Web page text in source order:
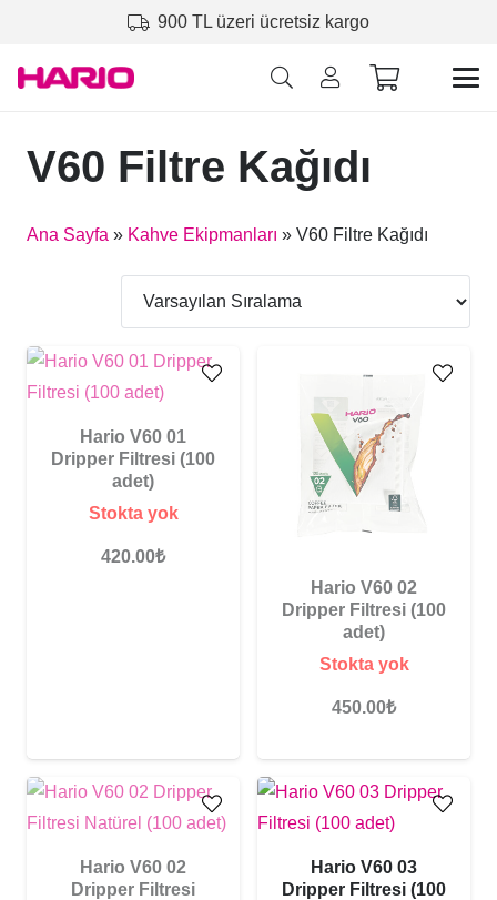
900 TL üzeri ücretsiz kargo
V60 Filtre Kağıdı
Ana Sayfa » Kahve Ekipmanları » V60 Filtre Kağıdı
Hario V60 01
Dripper Filtresi (100
adet)
Stokta yok
420.00₺
Hario V60 02
Dripper Filtresi (100
adet)
Stokta yok
450.00₺
Hario V60 02
Dripper Filtresi
Hario V60 03
Dripper Filtresi (100